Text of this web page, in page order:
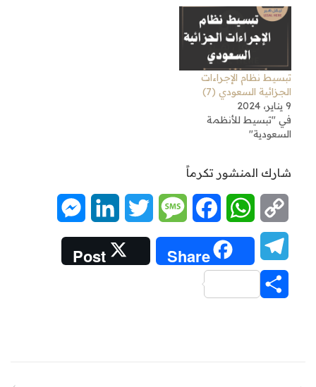
تبسيط نظام الإجراءات
الجزائية السعودي (7)
9 يناير، 2024
في "تبسيط للأنظمة
السعودية"
شارك المنشور تكرماً
Copy
Link
WhatsApp
Facebook
Message
Twitter
LinkedIn
Telegram
Share
Post